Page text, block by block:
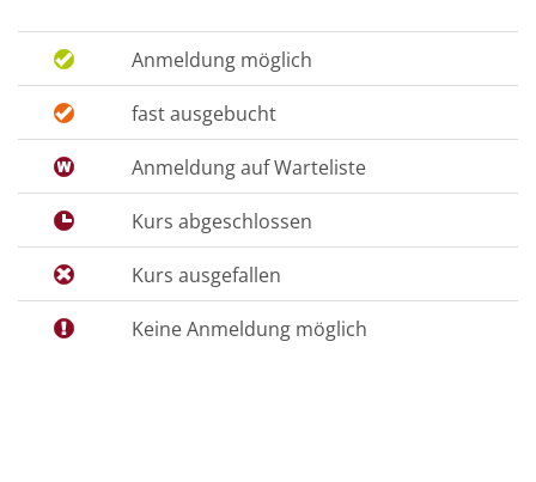
Anmeldung möglich
fast ausgebucht
Anmeldung auf Warteliste
Kurs abgeschlossen
Kurs ausgefallen
Keine Anmeldung möglich